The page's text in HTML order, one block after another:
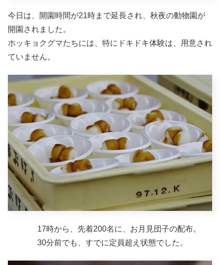
今日は、開園時間が21時まで延長され、秋夜の動物園が
開園されました。
ホッキョクグマたちには、特にドキドキ体験は、用意され
ていません。
17時から、先着200名に、お月見団子の配布。
30分前でも、すでに定員超え状態でした。